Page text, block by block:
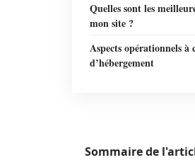
Quelles sont les
mon site ?
Aspects opérationnels à
d’hébergement
Sommaire de